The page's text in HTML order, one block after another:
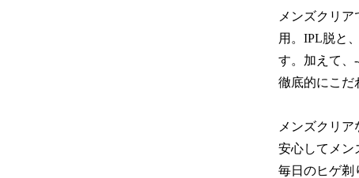
メンズクリ
用。IPL脱と
す。加えて、
徹底的にこだ
メンズクリ
安心してメン
毎日のヒゲ剃